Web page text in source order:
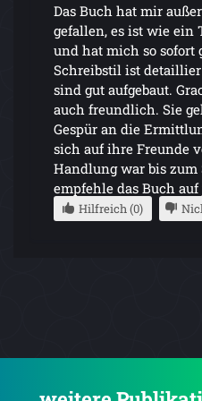
Das Buch hat mir
gefallen, es ist wie ein
und hat mich so sofort
Schreibstil ist
sind gut aufgebaut.
auch freundlich. Sie
Gespür an die
sich auf ihre Freunde
Handlung war bis zum
empfehle das Buch
Hilfreich (0)